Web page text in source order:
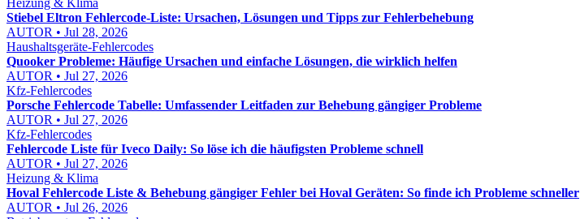
Heizung & Klima
Stiebel Eltron Fehlercode-Liste: Ursachen, Lösungen und Tipps zur Fehlerbehebung
AUTOR • Jul 28, 2026
Haushaltsgeräte-Fehlercodes
Quooker Probleme: Häufige Ursachen und einfache Lösungen, die wirklich helfen
AUTOR • Jul 27, 2026
Kfz-Fehlercodes
Porsche Fehlercode Tabelle: Umfassender Leitfaden zur Behebung gängiger Probleme
AUTOR • Jul 27, 2026
Kfz-Fehlercodes
Fehlercode Liste für Iveco Daily: So löse ich die häufigsten Probleme schnell
AUTOR • Jul 27, 2026
Heizung & Klima
Hoval Fehlercode Liste & Behebung gängiger Fehler bei Hoval Geräten: So finde ich Probleme schneller
AUTOR • Jul 26, 2026